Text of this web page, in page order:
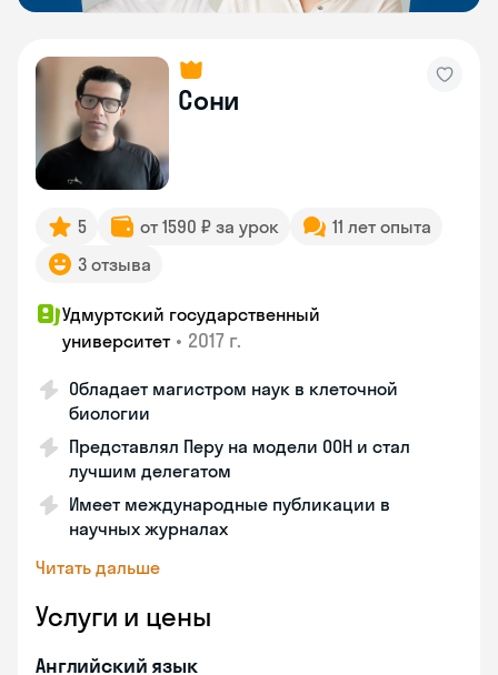
Сони
5 от 1590 ₽ за урок
11 лет опыта
3 отзыва
Удмуртский государственный
университет • 2017 г.
Обладает магистром наук в клеточной
биологии
Представлял Перу на модели ООН и стал
лучшим делегатом
Имеет международные публикации в
научных журналах
Читать дальше
Услуги и цены
Английский язык